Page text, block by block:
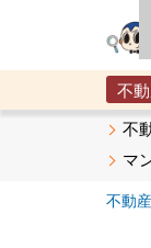
不
メタ
不
マ
不動